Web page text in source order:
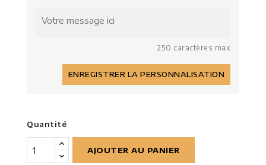
250 caractères max
ENREGISTRER LA PERSONNALISATION
Quantité
AJOUTER AU PANIER